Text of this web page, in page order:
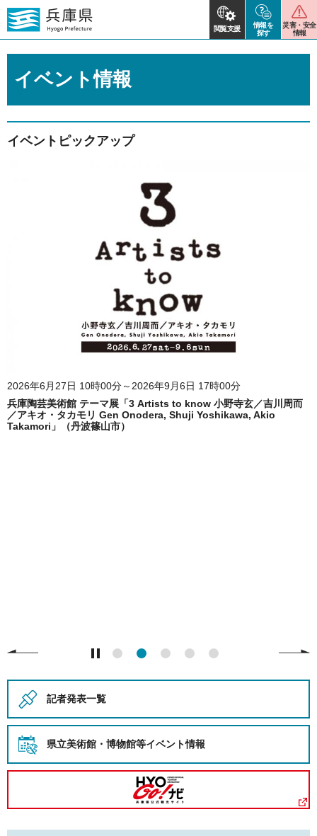
閲覧支援
情報を
探す
災害・安全
情報
イベント情報
イベントピックアップ
2026年6月27日 10時00分～2026年9月6日 17時00分
兵庫陶芸美術館 テーマ展「3 Artists to know 小野寺玄／吉川周而
／アキオ・タカモリ Gen Onodera, Shuji Yoshikawa, Akio
Takamori」（丹波篠山市）
記者発表一覧
県立美術館・博物館等イベント情報